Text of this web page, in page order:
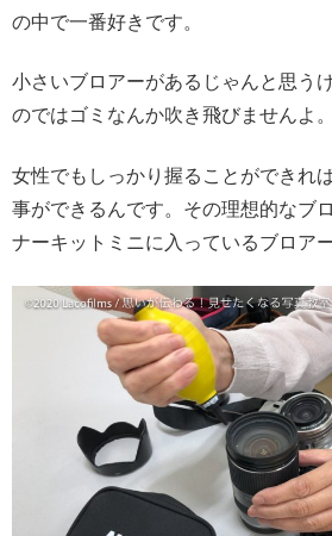
の中で一番好きです。
小さいブロアーがあるじゃんと思う
のではゴミなんか吹き飛びませんよ。
女性でもしっかり握ることができれ
事ができるんです。その理想的なブ
ナーキットミニに入っているブロア